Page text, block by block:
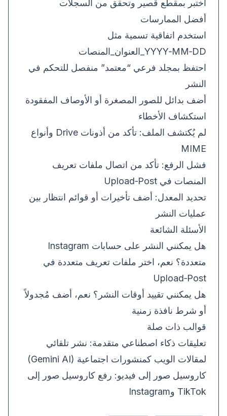
اختبر بمقطع قصير وتحقق من السجلات
أفضل الممارسات
استخدم اتفاقية تسمية مثل
YYYY‑MM‑DD_العنوان_المنصات
احتفظ بمجلد فرعي “معتمد” منفصل للتحكم في
النشر
أضف بدائل للصور المصغرة أو الأوصاف المفقودة
استكشاف الأخطاء
لم يُكتشف الملف: تأكد من أذونات Drive وأنواع
MIME
فشل الرفع: تأكد من اتصال ملفات تعريف
المنصات في Upload‑Post
تحديد المعدل: أضف تأخيرات أو قوائم انتظار بين
عمليات النشر
الأسئلة الشائعة
هل يمكنني النشر على حسابات Instagram
متعددة؟ نعم، اختر ملفات تعريف متعددة في
Upload‑Post
هل يمكنني تقييد أوقات النشر؟ نعم، أضف مُجدولاً
أو شرط نافذة زمنية
قوالب ذات صلة
تعليقات ذكاء اصطناعي متقدمة: نشر تلقائي
لمقالات الويب كمنشورات اجتماعية (Gemini AI)
كاروسيل صور إلى فيديو: رفع كاروسيل صور إلى
TikTok وInstagram